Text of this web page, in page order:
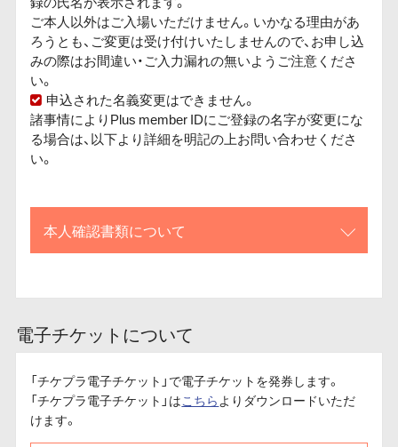
ご本人以外はご入場いただけません。いかなる理由があ
ろうとも、ご変更は受け付けいたしませんので、お申し込
みの際はお間違い・ご入力漏れの無いようご注意くださ
い。
申込された名義変更はできません。
諸事情によりPlus member IDにご登録の名字が変更にな
る場合は、以下より詳細を明記の上お問い合わせくださ
い。
本人確認書類について
電子チケットについて
「チケプラ電子チケット」で電子チケットを発券します。
「チケプラ電子チケット」はこちら よりダウンロードいただ
けます。